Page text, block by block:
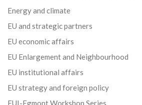
Energy and climate
EU and strategic partners
EU economic affairs
EU Enlargement and Neighbourhood
EU institutional affairs
EU strategy and foreign policy
EUI-Egmont Workshop Series